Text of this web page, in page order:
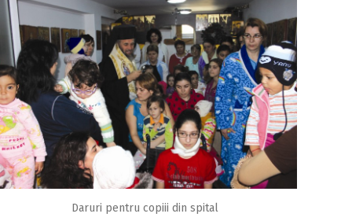
2013
2012
2010
2009
Daruri pentru copiii din spital